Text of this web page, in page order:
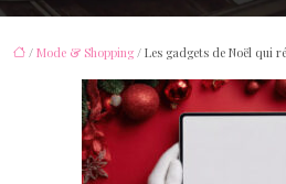
/ Mode & Shopping / Les gadgets de Noël qui